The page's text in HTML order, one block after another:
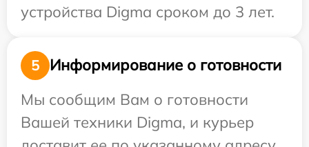
устройства Digma сроком до 3 лет.
5
Информирование о готовности
Мы сообщим Вам о готовности
Вашей техники Digma, и курьер